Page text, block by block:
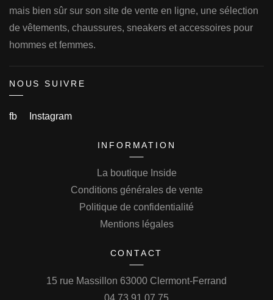
mais bien sûr sur son site de vente en ligne, une sélection
de vêtements, chaussures, sneakers et accessoires pour
hommes et femmes.
NOUS SUIVRE
fb Instagram
INFORMATION
La boutique Inside
Conditions générales de vente
Politique de confidentialité
Mentions légales
CONTACT
15 rue Massillon 63000 Clermont-Ferrand